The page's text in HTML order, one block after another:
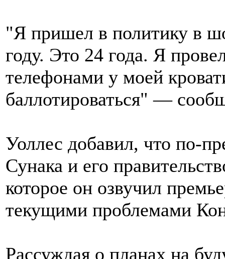
"Я пришел в политику в
году. Это 24 года. Я
телефонами у моей
баллотироваться" —
Уоллес добавил, что по-
Сунака и его
которое он озвучил
текущими проблемами
Рассуждая о планах на